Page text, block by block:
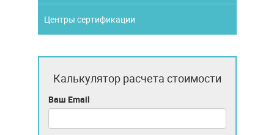
Центры сертификации
Калькулятор расчета стоимости
Ваш Email